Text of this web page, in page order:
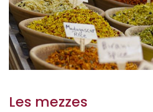
Les mezzes